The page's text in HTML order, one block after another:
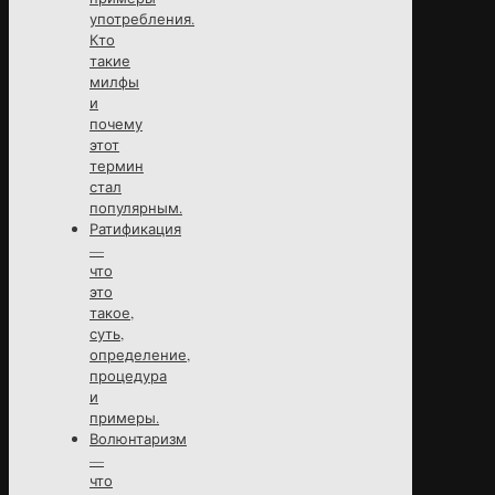
употребления.
Кто
такие
милфы
и
почему
этот
термин
стал
популярным.
Ратификация
—
что
это
такое,
суть,
определение,
процедура
и
примеры.
Волюнтаризм
—
что